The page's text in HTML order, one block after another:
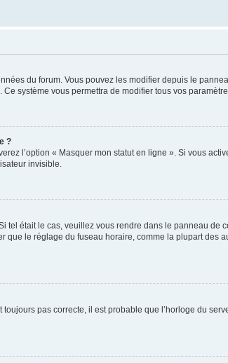
du forum. Vous pouvez les modifier depuis le
système vous permettra de modifier tous vos
?
l’option « Masquer mon statut en ligne ». Si vous
invisible.
tel était le cas, veuillez vous rendre dans le panneau de
le réglage du fuseau horaire, comme la plupart des
pas correcte, il est probable que l’horloge du